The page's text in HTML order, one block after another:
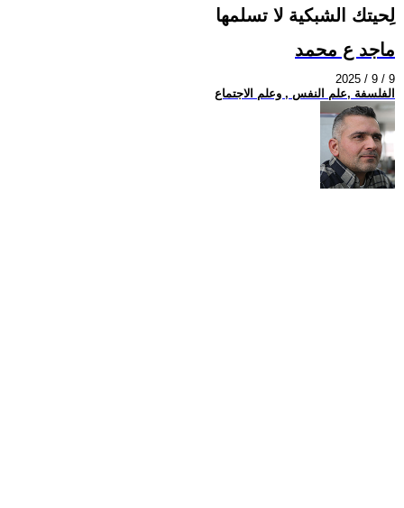
لِحيتك الشبكية لا تسلمها
ماجد ع محمد
2025 / 9 / 9
الفلسفة ,علم النفس , وعلم الاجتماع